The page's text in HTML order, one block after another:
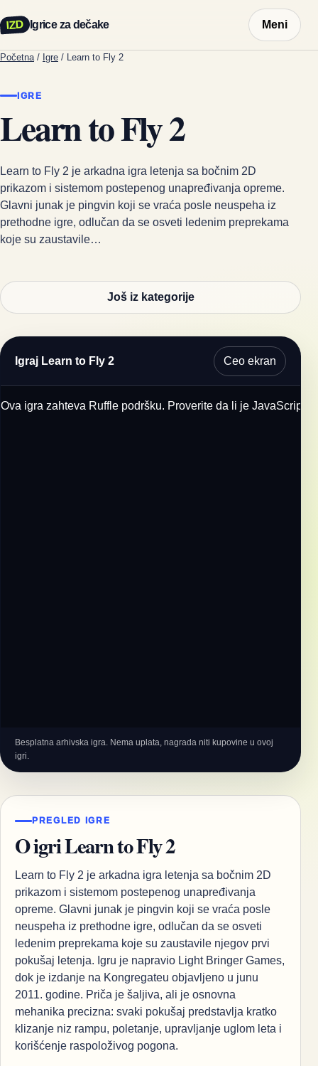
IZD Igrice za dečake Meni
Početna / Igre / Learn to Fly 2
IGRE
Learn to Fly 2
Learn to Fly 2 je arkadna igra letenja sa bočnim 2D
prikazom i sistemom postepenog unapređivanja opreme.
Glavni junak je pingvin koji se vraća posle neuspeha iz
prethodne igre, odlučan da se osveti ledenim preprekama
koje su zaustavile…
Još iz kategorije
Igraj Learn to Fly 2 Ceo ekran
Ova igra zahteva Ruffle podršku. Proverite da li je JavaScript
Besplatna arhivska igra. Nema uplata, nagrada niti kupovine u ovoj
igri.
PREGLED IGRE
O igri Learn to Fly 2
Learn to Fly 2 je arkadna igra letenja sa bočnim 2D
prikazom i sistemom postepenog unapređivanja
opreme. Glavni junak je pingvin koji se vraća posle
neuspeha iz prethodne igre, odlučan da se osveti
ledenim preprekama koje su zaustavile njegov prvi
pokušaj letenja. Igru je napravio Light Bringer Games,
dok je izdanje na Kongregateu objavljeno u junu
2011. godine. Priča je šaljiva, ali je osnovna
mehanika precizna: svaki pokušaj predstavlja kratko
klizanje niz rampu, poletanje, upravljanje uglom leta i
korišćenje raspoloživog pogona.